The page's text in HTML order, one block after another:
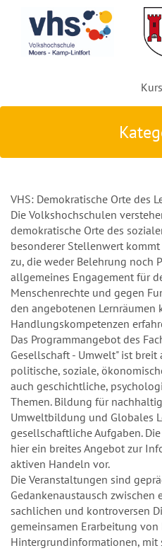
VHS: Demokratische Orte des
Die Volkshochschulen
demokratische Orte des
besonderer Stellenwert
zu, die weder Belehrung noch
allgemeines Engagement für
Menschenrechte und gegen
den angebotenen
Handlungskompetenzen
Das Programmangebot des
Gesellschaft - Umwelt" ist
politische, soziale,
auch geschichtliche,
Themen. Bildung für
Umweltbildung und Globales
gesellschaftliche Aufgaben.
hier ein breites Angebot zur
aktiven Handeln vor.
Die Veranstaltungen sind
Gedankenaustausch zwischen
sachlichen und kontroversen
gemeinsamen Erarbeitung
Hintergrundinformationen, mit